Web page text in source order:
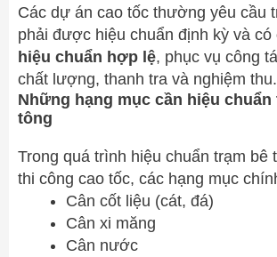
Các dự án cao tốc thường yêu cầu
phải được hiệu chuẩn định kỳ và có
hiệu chuẩn hợp lệ, phục vụ công
chất lượng, thanh tra và nghiệm thu.
Những hạng mục cần hiệu
tông
Trong quá trình hiệu chuẩn trạm bê
thi công cao tốc, các hạng mục
Cân cốt liệu (cát, đá)
Cân xi măng
Cân nước